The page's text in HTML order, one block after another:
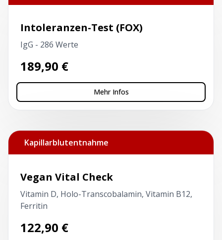
Intoleranzen-Test (FOX)
IgG - 286 Werte
189,90 €
Mehr Infos
Kapillarblutentnahme
Vegan Vital Check
Vitamin D, Holo-Transcobalamin, Vitamin B12,
Ferritin
122,90 €